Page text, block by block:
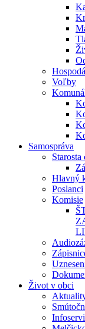
Voľby
Samospráva
Starosta
Hlavný
Poslanci
Komisie
Život v obci